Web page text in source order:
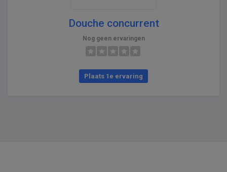
Douche concurrent
Nog geen ervaringen
Plaats 1e ervaring